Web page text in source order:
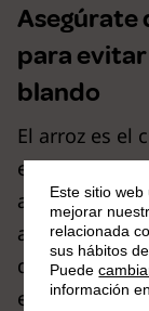
Asegúrate
para
blando
El arroz es el
es
arroz al
agradable a
demasiado
el
cuál es el
Este sitio
mejorar
relacionada
sus hábitos
Puede
información